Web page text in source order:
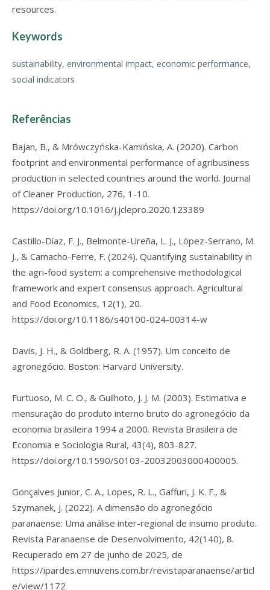
resources.
Keywords
sustainability, environmental impact, economic performance,
social indicators
Referências
Bajan, B., & Mrówczyńska-Kamińska, A. (2020). Carbon
footprint and environmental performance of agribusiness
production in selected countries around the world. Journal
of Cleaner Production, 276, 1-10.
https://doi.org/10.1016/j.jclepro.2020.123389
Castillo-Díaz, F. J., Belmonte-Ureña, L. J., López-Serrano, M.
J., & Camacho-Ferre, F. (2024). Quantifying sustainability in
the agri-food system: a comprehensive methodological
framework and expert consensus approach. Agricultural
and Food Economics, 12(1), 20.
https://doi.org/10.1186/s40100-024-00314-w
Davis, J. H., & Goldberg, R. A. (1957). Um conceito de
agronegócio. Boston: Harvard University.
Furtuoso, M. C. O., & Guilhoto, J. J. M. (2003). Estimativa e
mensuração do produto interno bruto do agronegócio da
economia brasileira 1994 a 2000. Revista Brasileira de
Economia e Sociologia Rural, 43(4), 803-827.
https://doi.org/10.1590/S0103-20032003000400005.
Gonçalves Junior, C. A., Lopes, R. L., Gaffuri, J. K. F., &
Szymanek, J. (2022). A dimensão do agronegócio
paranaense: Uma análise inter-regional de insumo produto.
Revista Paranaense de Desenvolvimento, 42(140), 8.
Recuperado em 27 de junho de 2025, de
https://ipardes.emnuvens.com.br/revistaparanaense/articl
e/view/1172